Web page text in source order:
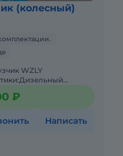
(колесный)
WZLY
₽
Написать